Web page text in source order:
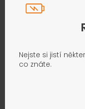
Nejste si jistí
co znáte.